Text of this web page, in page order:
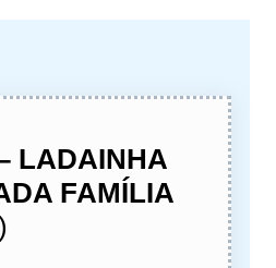
LADAINHA
FAMÍLIA